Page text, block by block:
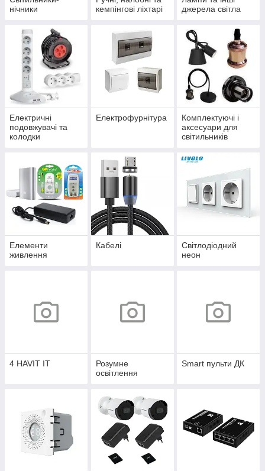
нічники
кемпінгові ліхтарі
джерела світла
Електричні
подовжувачі та
колодки
Електрофурнітура
Комплектуючі і
аксесуари для
світильників
Елементи
живлення
Кабелі
Світлодіодний
неон
4 HAVIT IT
Розумне
освітлення
Smart пульти ДК